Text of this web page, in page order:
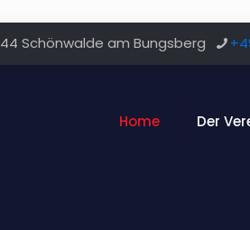
Schönwalde am Bungsberg
Home Der